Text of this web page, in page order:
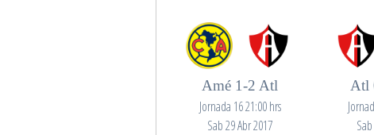
Amé 1-2 Atl
Jornada 16 21:00 hrs
Sab 29 Abr 2017
Atl